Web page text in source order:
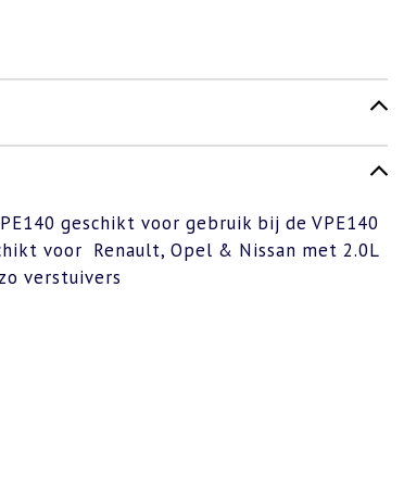
geschikt voor gebruik bij de VPE140
voor Renault, Opel & Nissan met 2.0L
verstuivers